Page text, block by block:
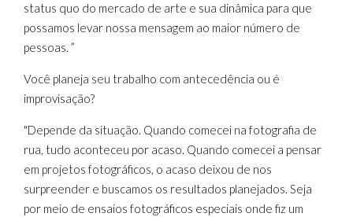
status quo do mercado de arte e sua dinâmica para que
possamos levar nossa mensagem ao maior número de
pessoas. ”
Você planeja seu trabalho com antecedência ou é
improvisação?
"Depende da situação. Quando comecei na fotografia de
rua, tudo aconteceu por acaso. Quando comecei a pensar
em projetos fotográficos, o acaso deixou de nos
surpreender e buscamos os resultados planejados. Seja
por meio de ensaios fotográficos especiais onde fiz um